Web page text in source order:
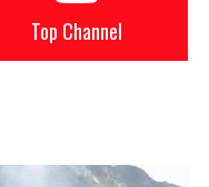
Top Channel